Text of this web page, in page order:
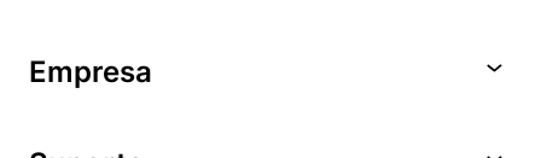
Empresa